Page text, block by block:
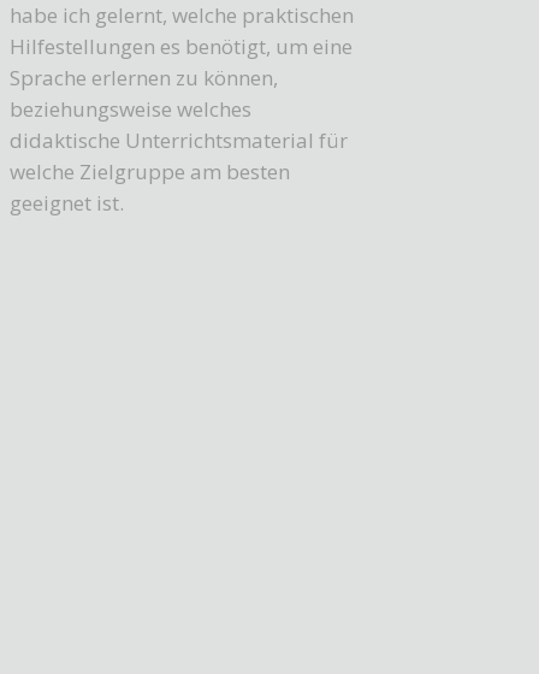
habe ich gelernt, welche praktischen
Hilfestellungen es benötigt, um eine
Sprache erlernen zu können,
beziehungsweise welches
didaktische Unterrichtsmaterial für
welche Zielgruppe am besten
geeignet ist.